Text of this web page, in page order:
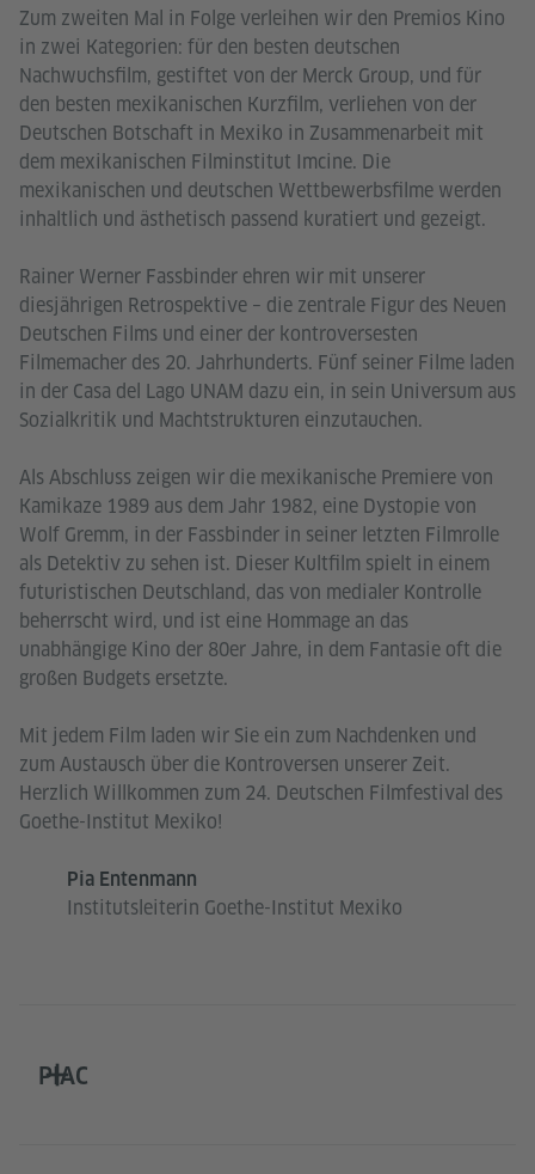
Zum zweiten Mal in Folge verleihen wir den Premios Kino
in zwei Kategorien: für den besten deutschen
Nachwuchsfilm, gestiftet von der Merck Group, und für
den besten mexikanischen Kurzfilm, verliehen von der
Deutschen Botschaft in Mexiko in Zusammenarbeit mit
dem mexikanischen Filminstitut Imcine. Die
mexikanischen und deutschen Wettbewerbsfilme werden
inhaltlich und ästhetisch passend kuratiert und gezeigt.
Rainer Werner Fassbinder ehren wir mit unserer
diesjährigen Retrospektive – die zentrale Figur des Neuen
Deutschen Films und einer der kontroversesten
Filmemacher des 20. Jahrhunderts. Fünf seiner Filme laden
in der Casa del Lago UNAM dazu ein, in sein Universum aus
Sozialkritik und Machtstrukturen einzutauchen.
Als Abschluss zeigen wir die mexikanische Premiere von
Kamikaze 1989 aus dem Jahr 1982, eine Dystopie von
Wolf Gremm, in der Fassbinder in seiner letzten Filmrolle
als Detektiv zu sehen ist. Dieser Kultfilm spielt in einem
futuristischen Deutschland, das von medialer Kontrolle
beherrscht wird, und ist eine Hommage an das
unabhängige Kino der 80er Jahre, in dem Fantasie oft die
großen Budgets ersetzte.
Mit jedem Film laden wir Sie ein zum Nachdenken und
zum Austausch über die Kontroversen unserer Zeit.
Herzlich Willkommen zum 24. Deutschen Filmfestival des
Goethe-Institut Mexiko!
Pia Entenmann
Institutsleiterin Goethe-Institut Mexiko
PIAC